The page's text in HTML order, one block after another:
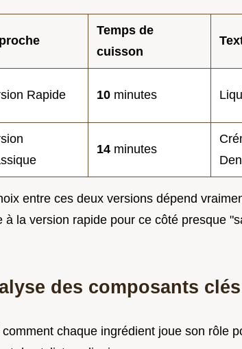
Temps de
cuisson
Rapide 10 minutes
14 minutes
entre ces deux versions dépend
à la version rapide pour ce côté presque
des composants clés
comment chaque ingrédient joue son rôle